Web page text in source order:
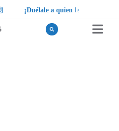
¡Duélale a quien e